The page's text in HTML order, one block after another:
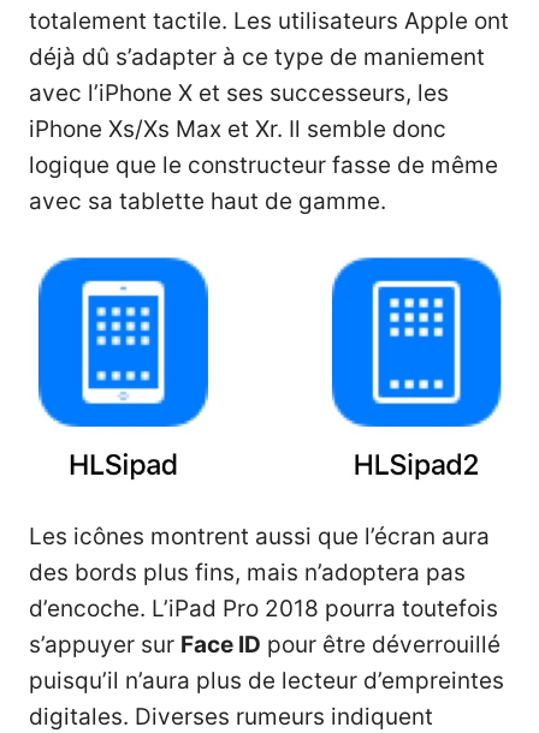
totalement tactile. Les utilisateurs Apple ont
déjà dû s’adapter à ce type de maniement
avec l’iPhone X et ses successeurs, les
iPhone Xs/Xs Max et Xr. Il semble donc
logique que le constructeur fasse de même
avec sa tablette haut de gamme.
Les icônes montrent aussi que l’écran aura
des bords plus fins, mais n’adoptera pas
d’encoche. L’iPad Pro 2018 pourra toutefois
s’appuyer sur Face ID pour être déverrouillé
puisqu’il n’aura plus de lecteur d’empreintes
digitales. Diverses rumeurs indiquent